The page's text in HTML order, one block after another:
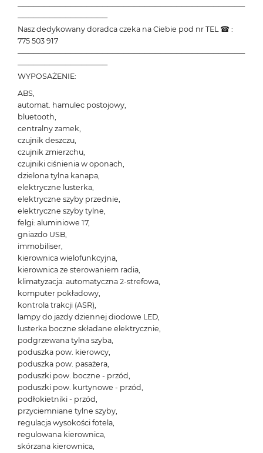
───────────────────────────────────────────
─────────────────
Nasz dedykowany doradca czeka na Ciebie pod nr TEL ☎ :
775 503 917
───────────────────────────────────────────
─────────────────
WYPOSAŻENIE:
ABS,
automat. hamulec postojowy,
bluetooth,
centralny zamek,
czujnik deszczu,
czujnik zmierzchu,
czujniki ciśnienia w oponach,
dzielona tylna kanapa,
elektryczne lusterka,
elektryczne szyby przednie,
elektryczne szyby tylne,
felgi: aluminiowe 17,
gniazdo USB,
immobiliser,
kierownica wielofunkcyjna,
kierownica ze sterowaniem radia,
klimatyzacja: automatyczna 2-strefowa,
komputer pokładowy,
kontrola trakcji (ASR),
lampy do jazdy dziennej diodowe LED,
lusterka boczne składane elektrycznie,
podgrzewana tylna szyba,
poduszka pow. kierowcy,
poduszka pow. pasażera,
poduszki pow. boczne - przód,
poduszki pow. kurtynowe - przód,
podłokietniki - przód,
przyciemniane tylne szyby,
regulacja wysokości fotela,
regulowana kierownica,
skórzana kierownica,